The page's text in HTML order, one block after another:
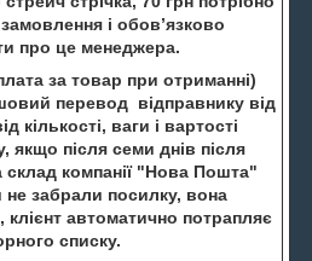
і обов’язково
про це менеджера.
за товар при отриманні)
перевод відправнику від
кількості, ваги і вартості
якщо після семи днів після
склад компанії "Нова Пошта"
не забрали посилку, вона
клієнт автоматично потрапляє
списку.